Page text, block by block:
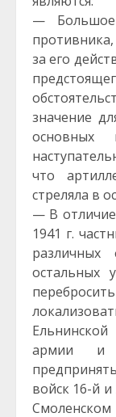
— Большое
за его
значение
основных
что
стреляла в
— В
1941 г.
различных
остальных
армии и
войск 16-й
Смоленском